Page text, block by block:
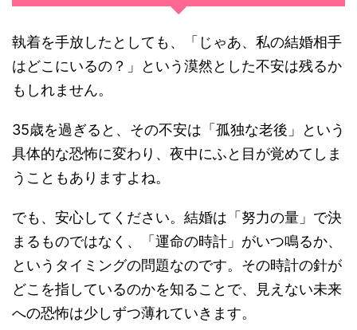
執着を手放したとしても、「じゃあ、私の結婚相手
はどこにいるの？」という漠然とした不安は残るか
もしれません。
35歳を過ぎると、その不安は「孤独な老後」という
具体的な恐怖に変わり、夜中にふと目が覚めてしま
うこともありますよね。
でも、安心してください。結婚は「努力の量」で決
まるものではなく、「運命の時計」がいつ鳴るか、
というタイミングの問題なのです。その時計の針が
どこを指しているのかを知ることで、見えない未来
への恐怖は少しずつ薄れていきます。